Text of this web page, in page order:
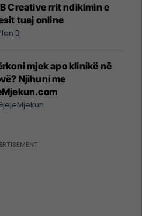
Creative rrit ndikimin e
tuaj online
B
mjek apo klinikë në
Njihuni me